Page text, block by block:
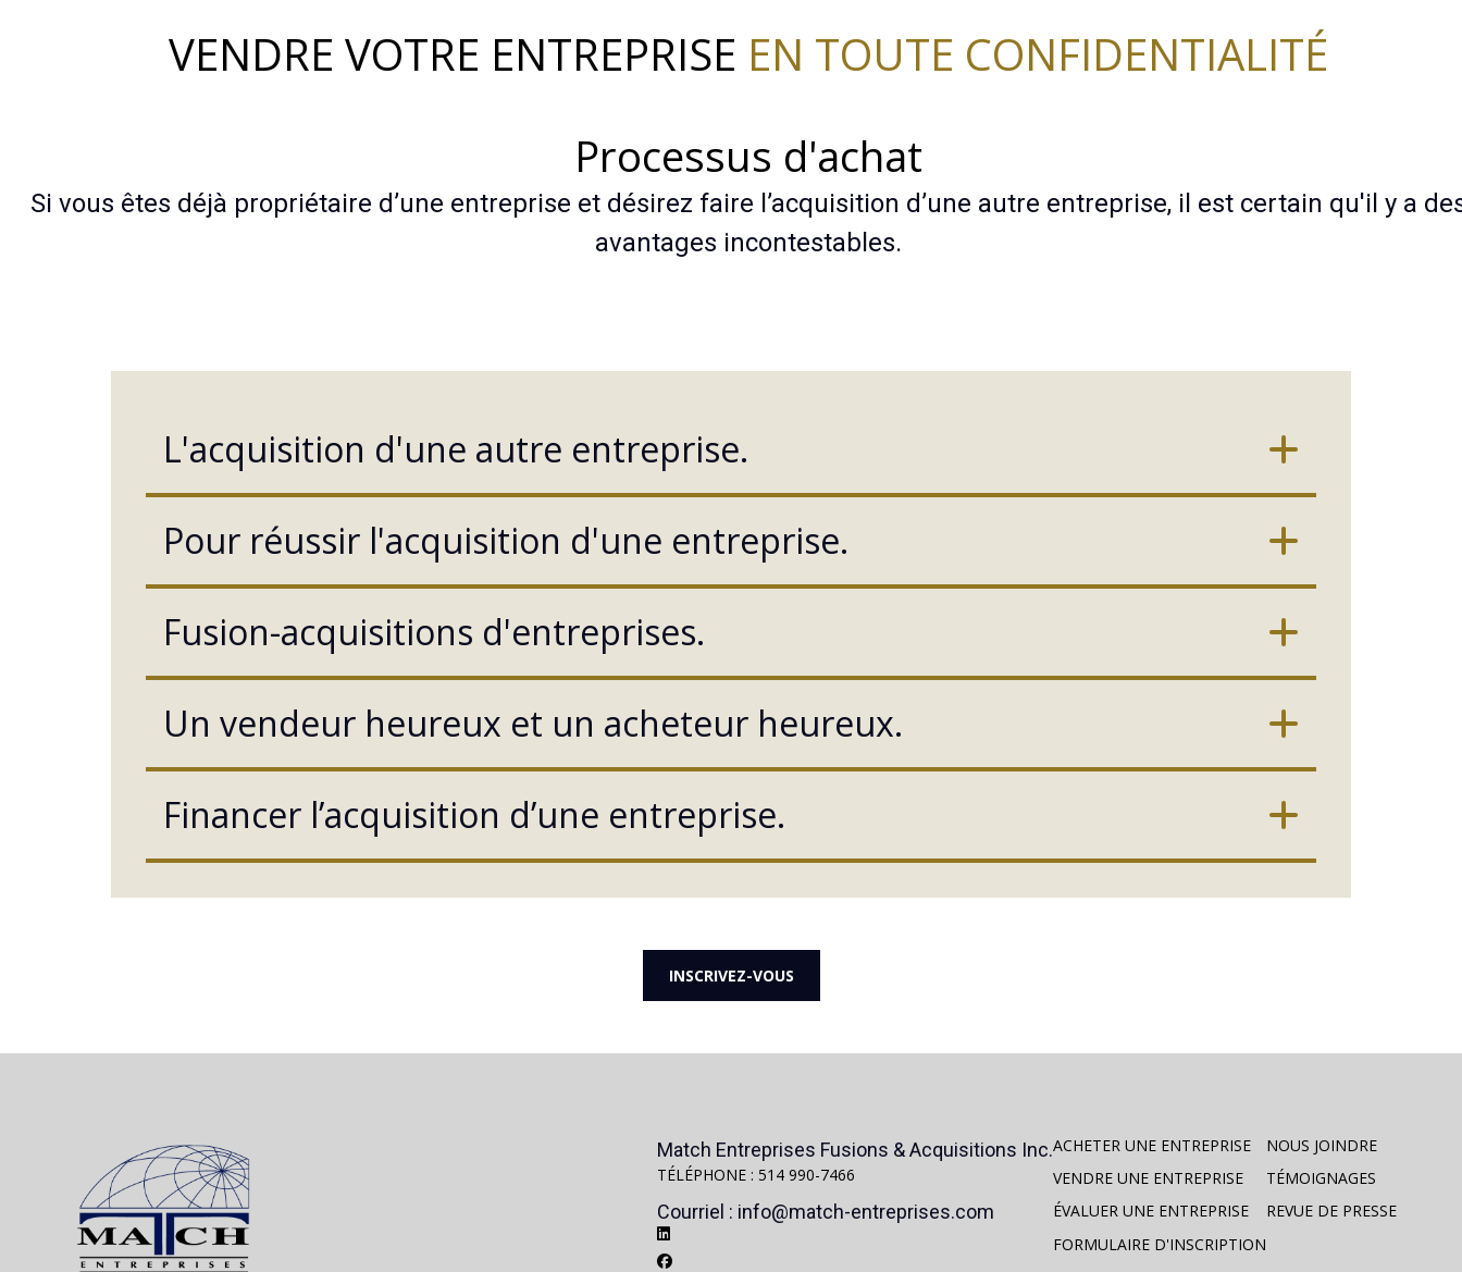
VENDRE VOTRE ENTREPRISE EN TOUTE CONFIDENTIALITÉ
Processus d'achat
Si vous êtes déjà propriétaire d’une entreprise et désirez faire l’acquisition d’une autre entreprise, il est certain qu'il y a
avantages incontestables.
L'acquisition d'une autre entreprise.
Pour réussir l'acquisition d'une entreprise.
Fusion-acquisitions d'entreprises.
Un vendeur heureux et un acheteur heureux.
Financer l’acquisition d’une entreprise.
INSCRIVEZ-VOUS
Match Entreprises Fusions & Acquisitions Inc.
TÉLÉPHONE : 514 990-7466
Courriel : info@match-entreprises.com
ACHETER UNE ENTREPRISE
VENDRE UNE ENTREPRISE
ÉVALUER UNE ENTREPRISE
FORMULAIRE D'INSCRIPTION
NOUS JOINDRE
TÉMOIGNAGES
REVUE DE PRESSE